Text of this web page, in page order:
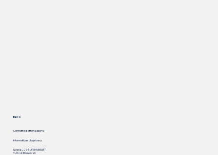
Diritti
Contratto di offerta aperta
Informativa sulla privacy
&copia; 2024. UP.UNIVERSITY.
Tutti i diritti riservati